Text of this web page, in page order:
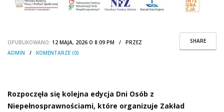
SHARE
OPUBLIKOWANO: 12 MAJA, 2026 O 8:09 PM / PRZEZ
ADMIN / KOMENTARZE (0)
Rozpoczęła się kolejna edycja Dni Osób z
Niepełnosprawnościami, które organizuje Zakład